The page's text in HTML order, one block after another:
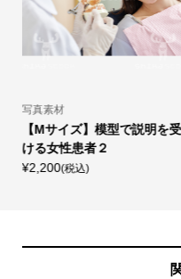
写真素材
【Mサイズ】模型で説明を受
ける女性患者２
¥2,200(税込)